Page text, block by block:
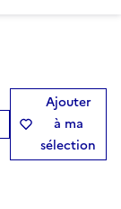
Ajouter
à ma
sélection